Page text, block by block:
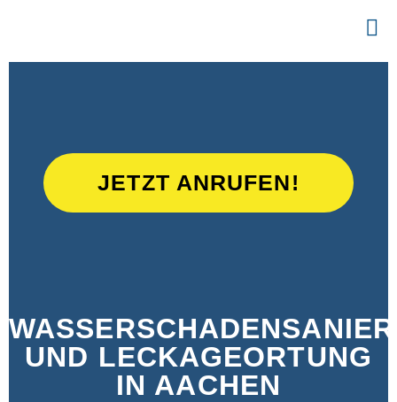
JETZT ANRUFEN!
UND LECKAGEORTUNG
IN AACHEN